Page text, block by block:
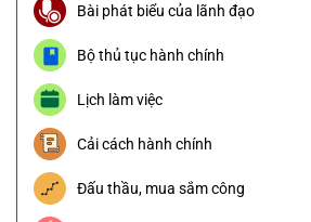
Bài phát biểu của lãnh đạo
Bộ thủ tục hành chính
Lịch làm việc
Cải cách hành chính
Đấu thầu, mua sắm công